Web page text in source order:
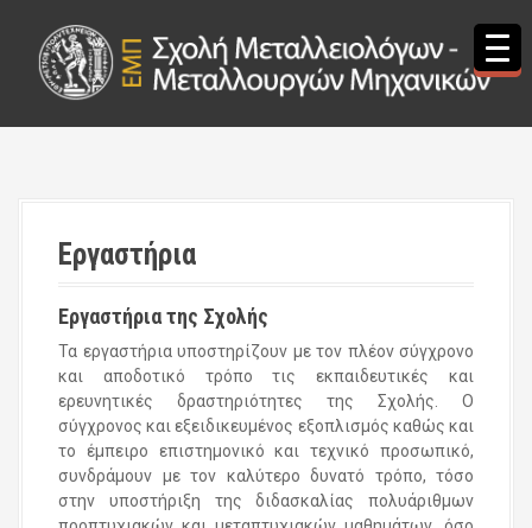
Εργαστήρια
Εργαστήρια της Σχολής
Τα εργαστήρια υποστηρίζουν με τον πλέον σύγχρονο
και αποδοτικό τρόπο τις εκπαιδευτικές και
ερευνητικές δραστηριότητες της Σχολής. Ο
σύγχρονος και εξειδικευμένος εξοπλισμός καθώς και
το έμπειρο επιστημονικό και τεχνικό προσωπικό,
συνδράμουν με τον καλύτερο δυνατό τρόπο, τόσο
στην υποστήριξη της διδασκαλίας πολυάριθμων